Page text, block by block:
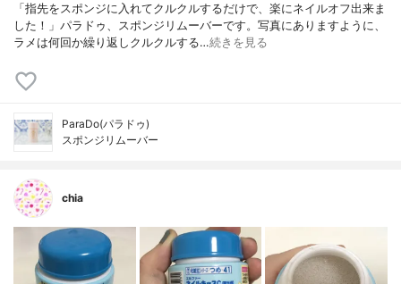
「指先をスポンジに入れてクルクルするだけで、楽にネイルオフ出来ま
した！」パラドゥ、スポンジリムーバーです。写真にありますように、
ラメは何回か繰り返しクルクルする…続きを見る
ParaDo(パラドゥ)
スポンジリムーバー
chia